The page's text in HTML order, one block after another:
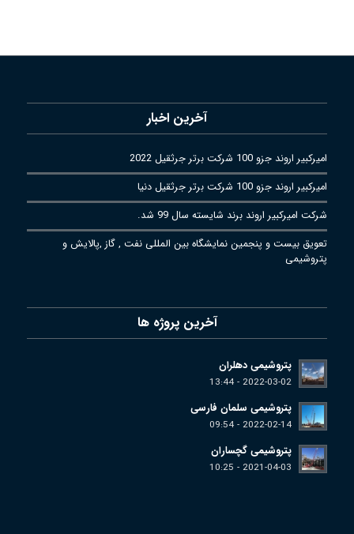
آخرین اخبار
امیرکبیر اروند جزو 100 شرکت برتر جرثقیل 2022
امیرکبیر اروند جزو 100 شرکت برتر جرثقیل دنیا
شرکت امیرکبیر اروند برند شایسته سال 99 شد.
تعویق بیست و پنجمین نمایشگاه بین المللی نفت , گاز ,پالایش و
پتروشیمی
آخرین پروژه ها
پتروشیمی دهلران
2022-03-02 - 13:44
پتروشیمی سلمان فارسی
2022-02-14 - 09:54
پتروشیمی گچساران
2021-04-03 - 10:25